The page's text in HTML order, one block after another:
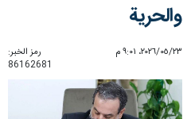
والحرية
٢٣‏/٠٥‏/٢٠٢٦، ٩:٠١ م
رمز الخبر:
86162681